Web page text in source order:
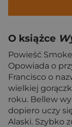
O książce
Powieść
Opowiada o
Francisco o
wielkiej
roku. Bellew
dopiero uczy
Alaski. Szybko